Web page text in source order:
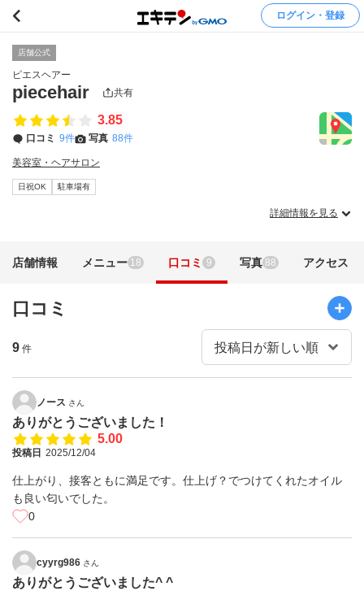
ログイン・登録
店舗公式
ピエスヘアー
piecehair 共有
3.85
口コミ 9件 写真 88件
美容室・ヘアサロン
日祝OK 駐車場有
詳細情報を見る
店舗情報 メニュー 18 口コミ 9 写真 88 アクセス
口コミ
9 件
ノース さん
ありがとうございました！
5.00
投稿日 2025/12/04
仕上がり、接客ともに満足です。仕上げ？でつけてくれたオイル
も良い匂いでした。
0
cyyrg986 さん
ありがとうございました^ ^